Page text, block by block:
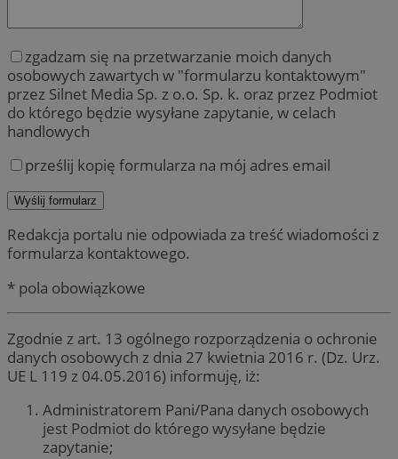
zgadzam się na przetwarzanie moich danych
osobowych zawartych w "formularzu kontaktowym"
przez Silnet Media Sp. z o.o. Sp. k. oraz przez Podmiot
do którego będzie wysyłane zapytanie, w celach
handlowych
prześlij kopię formularza na mój adres email
Redakcja portalu nie odpowiada za treść wiadomości z
formularza kontaktowego.
* pola obowiązkowe
Zgodnie z art. 13 ogólnego rozporządzenia o ochronie
danych osobowych z dnia 27 kwietnia 2016 r. (Dz. Urz.
UE L 119 z 04.05.2016) informuję, iż:
Administratorem Pani/Pana danych osobowych
jest Podmiot do którego wysyłane będzie
zapytanie;